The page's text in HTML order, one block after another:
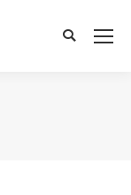
Search: